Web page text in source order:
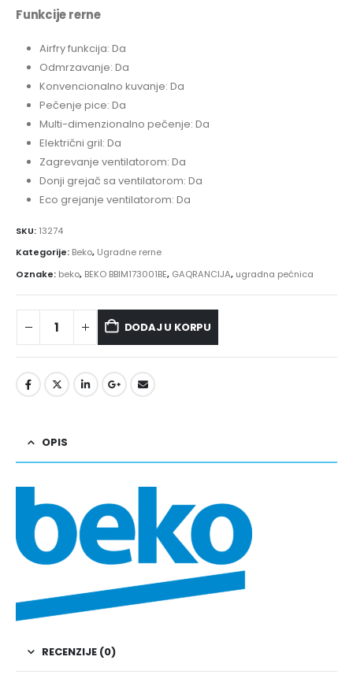
Funkcije rerne
Airfry funkcija: Da
Odmrzavanje: Da
Konvencionalno kuvanje: Da
Pečenje pice: Da
Multi-dimenzionalno pečenje: Da
Električni gril: Da
Zagrevanje ventilatorom: Da
Donji grejač sa ventilatorom: Da
Eco grejanje ventilatorom: Da
SKU: 13274
Kategorije: Beko, Ugradne rerne
Oznake: beko, BEKO BBIM173001BE, GAQRANCIJA, ugradna pećnica
DODAJ U KORPU
OPIS
RECENZIJE (0)